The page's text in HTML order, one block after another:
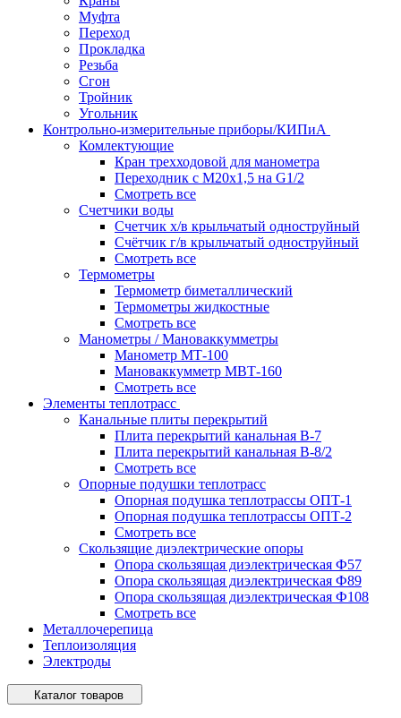
Муфта
Переход
Прокладка
Резьба
Сгон
Тройник
Угольник
Контрольно-измерительные приборы/КИПиА
Комлектующие
Кран трехходовой для манометра
Переходник с М20х1,5 на G1/2
Смотреть все
Счетчики воды
Счетчик х/в крыльчатый одноструйный
Счётчик г/в крыльчатый одноструйный
Смотреть все
Термометры
Термометр биметаллический
Термометры жидкостные
Смотреть все
Манометры / Мановаккумметры
Манометр МТ-100
Мановаккумметр МВТ-160
Смотреть все
Элементы теплотрасс
Канальные плиты перекрытий
Плита перекрытий канальная В-7
Плита перекрытий канальная В-8/2
Смотреть все
Опорные подушки теплотрасс
Опорная подушка теплотрассы ОПТ-1
Опорная подушка теплотрассы ОПТ-2
Смотреть все
Скользящие диэлектрические опоры
Опора скользящая диэлектрическая Ф57
Опора скользящая диэлектрическая Ф89
Опора скользящая диэлектрическая Ф108
Смотреть все
Металлочерепица
Теплоизоляция
Электроды
Каталог товаров